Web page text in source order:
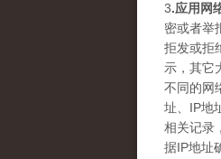
3.应用网
密或者举
拒发或拒
示，其它
不同的网
址、IP地
相关记录
据IP地址